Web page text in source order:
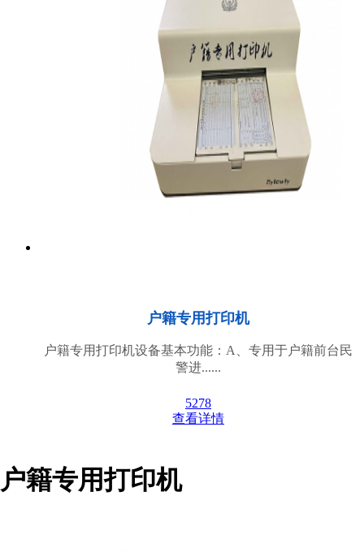
户籍专用打印机
户籍专用打印机
户籍专用打印机设备基本功能：A、专用于户籍前台民
警进......
5278
查看详情